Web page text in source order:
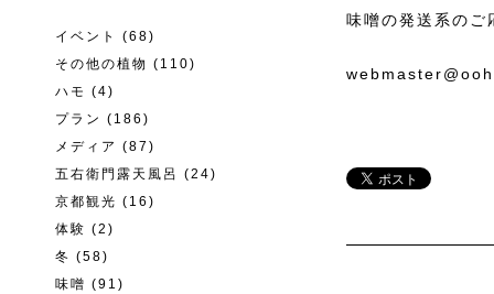
イベント
(68)
その他の植物 (110)
ハモ (4)
プラン (186)
メディア (87)
五右衛門露天風呂 (24)
京都観光 (16)
体験 (2)
冬 (58)
味噌 (91)
味噌の発送系のご